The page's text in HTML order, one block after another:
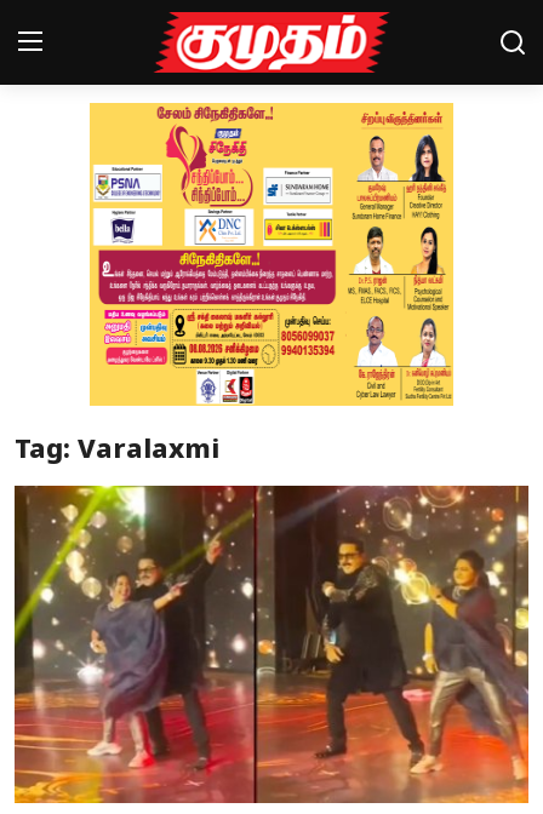
Magazines
Special Story
Business
Crime
Tamilnadu
National
World
Tag: Varalaxmi